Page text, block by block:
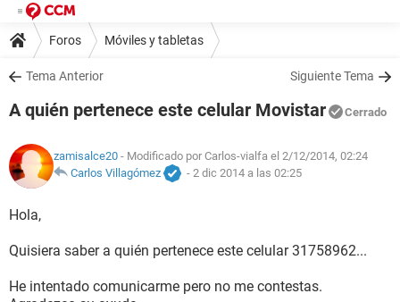
Foros Móviles y tabletas
Tema Anterior Siguiente Tema
A quién pertenece este celular Movistar Cerrado
zamisalce20 - Modificado por Carlos-vialfa el 2/12/2014, 02:24
Carlos Villagómez
- 2 dic 2014 a las 02:25
Hola,
Quisiera saber a quién pertenece este celular 31758962...
He intentado comunicarme pero no me contestas.